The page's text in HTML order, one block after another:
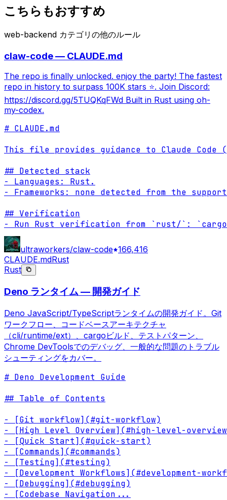
こちらもおすすめ
web-backend カテゴリの他のルール
claw-code — CLAUDE.md
The repo is finally unlocked. enjoy the party! The fastest
repo in history to surpass 100K stars ⭐. Join Discord:
https://discord.gg/5TUQKqFWd Built in Rust using oh-
my-codex.
# CLAUDE.md
This file provides guidance to Claude
## Detected stack
- Languages: Rust.
- Frameworks: none detected from the
## Verification
- Run Rust verification from `rust/`:
ultraworkers/claw-code 166,416
CLAUDE.mdRust
Rust
Deno ランタイム — 開発ガイド
Deno JavaScript/TypeScriptランタイムの開発ガイド。Git
ワークフロー、コードベースアーキテクチャ
（cli/runtime/ext）、cargoビルド、テストパターン、
Chrome DevToolsでのデバッグ、一般的な問題のトラブル
シューティングをカバー。
# Deno Development Guide
## Table of Contents
- [Git workflow](#git-workflow)
- [High Level Overview](#high-level-
- [Quick Start](#quick-start)
- [Commands](#commands)
- [Testing](#testing)
- [Development Workflows](#development-
- [Debugging](#debugging)
- [Codebase Navigation ...